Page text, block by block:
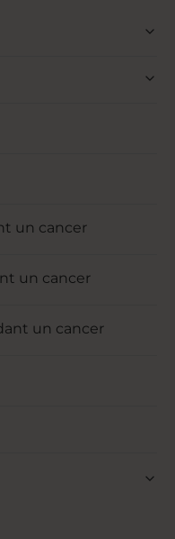
un cancer
un cancer
un cancer